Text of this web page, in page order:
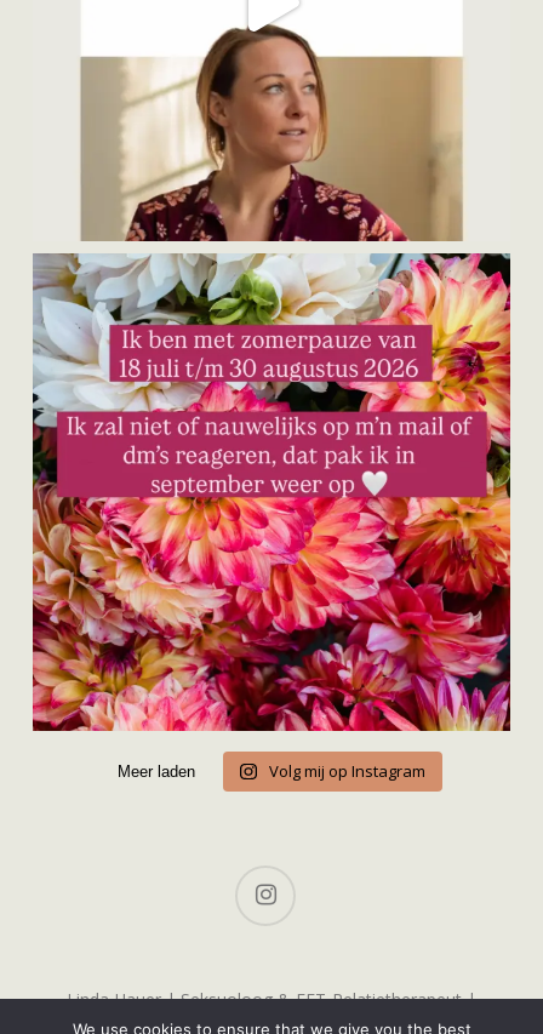
Meer laden Volg mij op Instagram
Linda Hauer | Seksuoloog & EFT-Relatietherapeut |
Buurkerkhof 5, 3511 KC Utrecht | contact@lindahauer.nl |
We use cookies to ensure that we give you the best